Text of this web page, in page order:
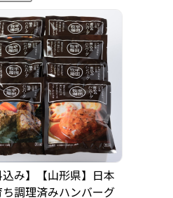
込み】【山形県】日本
調理済みハンバーグ